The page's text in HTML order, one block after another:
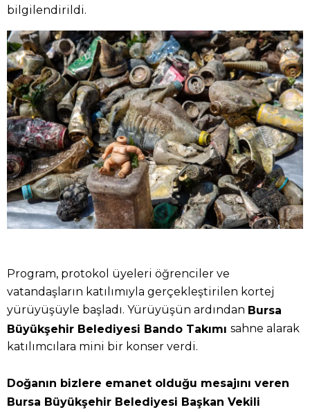
bilgilendirildi.
Program, protokol üyeleri öğrenciler ve
vatandaşların katılımıyla gerçekleştirilen kortej
yürüyüşüyle başladı. Yürüyüşün ardından Bursa
Büyükşehir Belediyesi Bando Takımı sahne alarak
katılımcılara mini bir konser verdi.
Doğanın bizlere emanet olduğu mesajını veren
Bursa Büyükşehir Belediyesi Başkan Vekili